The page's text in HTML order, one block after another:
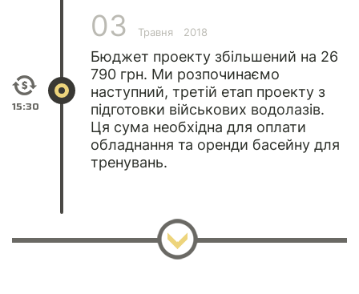
15:30
03 Травня 2018
Бюджет проекту збільшений на 26
790 грн. Ми розпочинаємо
наступний, третій етап проекту з
підготовки військових водолазів.
Ця сума необхідна для оплати
обладнання та оренди басейну для
тренувань.